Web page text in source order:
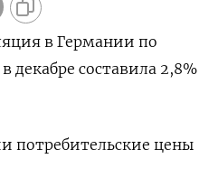
в Германии по
декабре составила 2,8%
потребительские цены